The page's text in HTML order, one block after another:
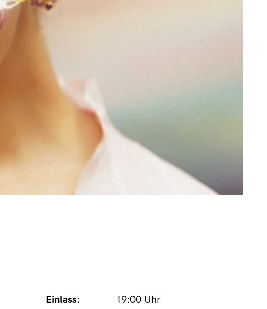
Einlass:
19:00 Uhr